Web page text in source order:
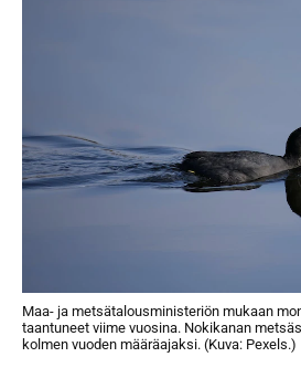
Maa- ja metsätalousministeriön mukaan
taantuneet viime vuosina. Nokikanan
kolmen vuoden määräajaksi. (Kuva: Pexels.)